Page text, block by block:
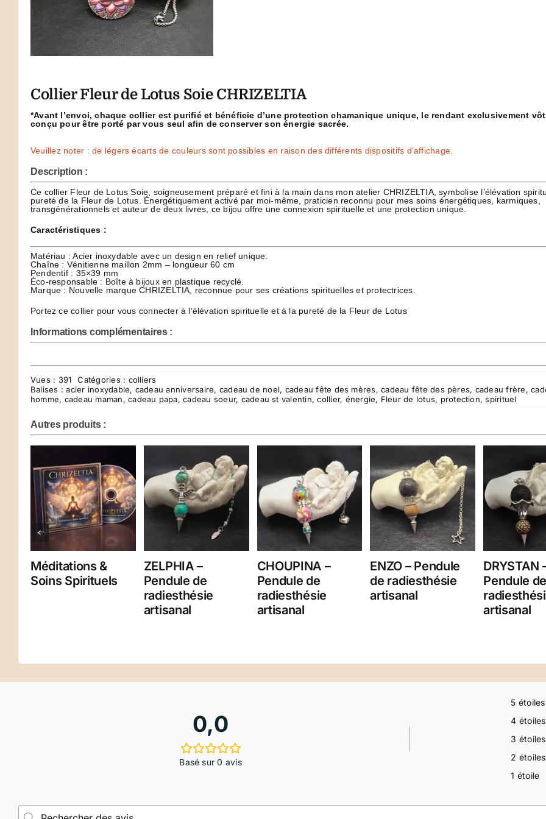
Collier Fleur de Lotus Soie CHRIZELTIA
*Avant l’envoi, chaque collier est purifié et bénéficie d’une protection chamanique unique, le rendant exclusivement
conçu pour être porté par vous seul afin de conserver son énergie sacrée.
Veuillez noter : de légers écarts de couleurs sont possibles en raison des différents dispositifs d’affichage.
Description :
Ce collier Fleur de Lotus Soie, soigneusement préparé et fini à la main dans mon atelier CHRIZELTIA, symbolise l’élévation
pureté de la Fleur de Lotus. Énergétiquement activé par moi-même, praticien reconnu pour mes soins énergétiques, karmiques,
transgénérationnels et auteur de deux livres, ce bijou offre une connexion spirituelle et une protection unique.
Caractéristiques :
Matériau : Acier inoxydable avec un design en relief unique.
Chaîne : Vénitienne maillon 2mm – longueur 60 cm
Pendentif : 35×39 mm
Éco-responsable : Boîte à bijoux en plastique recyclé.
Marque : Nouvelle marque CHRIZELTIA, reconnue pour ses créations spirituelles et protectrices.
Portez ce collier pour vous connecter à l’élévation spirituelle et à la pureté de la Fleur de Lotus
Informations complémentaires :
Vues : 391 Catégories : colliers
Balises :acier inoxydable, cadeau anniversaire, cadeau de noel, cadeau fête des mères,cadeau fête des pères, cadeau frère,
homme, cadeau maman,cadeau papa,cadeau soeur, cadeau st valentin,collier, énergie, Fleur de lotus, protection,spirituel
Autres produits :
Méditations &
Soins Spirituels
ZELPHIA –
Pendule de
radiesthésie
artisanal
CHOUPINA –
Pendule de
radiesthésie
artisanal
ENZO – Pendule
de radiesthésie
artisanal
DRYSTAN
Pendule
artisanal
0,0
Basé sur 0 avis
5 étoiles
4 étoiles
3 étoiles
2 étoiles
1 étoile